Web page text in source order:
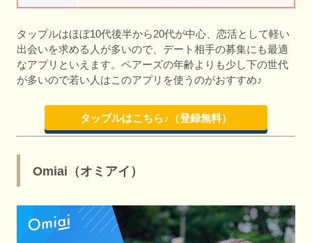
タップルはほぼ10代後半から20代が中心、恋活として軽い
出会いを求める人が多いので、デート相手の募集にも最適
なアプリといえます。ペアーズの年齢よりも少し下の世代
が多いので若い人はこのアプリを使うのがおすすめ♪
タップルはこちら♪（登録無料）
Omiai（オミアイ）